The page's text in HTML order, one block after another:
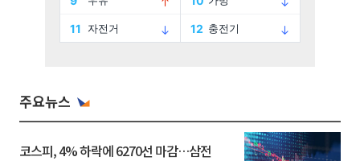
주요뉴스
코스피, 4% 하락에 6270선 마감…삼전